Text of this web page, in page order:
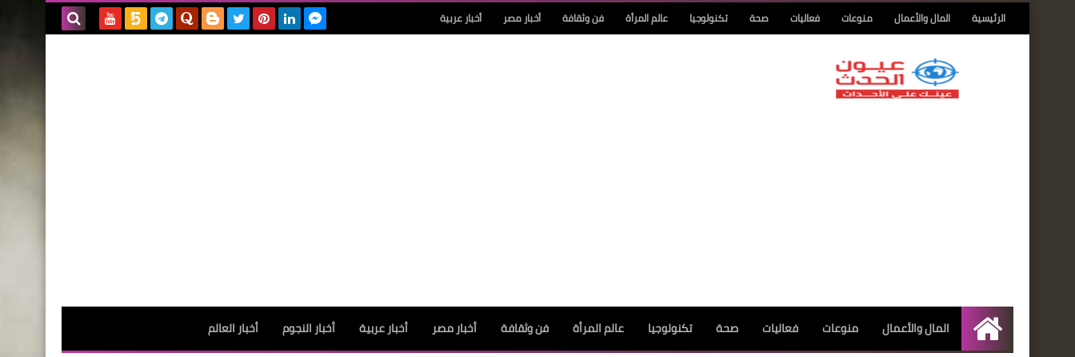
الرئيسية المال والأعمال منوعات فعاليات صحة تكنولوجيا عالم المرأة فن وثقافة أخبار مصر أخبار عربية
الرئيسية
المال والأعمال منوعات فعاليات صحة تكنولوجيا عالم المرأة فن وثقافة أخبار مصر أخبار عربية أخبار النجوم أخبار العالم